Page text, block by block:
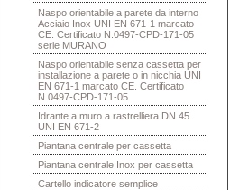
Naspo orientabile a parete da interno
Acciaio Inox UNI EN 671-1 marcato
CE. Certificato N.0497-CPD-171-05
serie MURANO
Naspo orientabile senza cassetta per
installazione a parete o in nicchia UNI
EN 671-1 marcato CE. Certificato
N.0497-CPD-171-05
Idrante a muro a rastrelliera DN 45
UNI EN 671-2
Piantana centrale per cassetta
Piantana centrale Inox per cassetta
Cartello indicatore semplice